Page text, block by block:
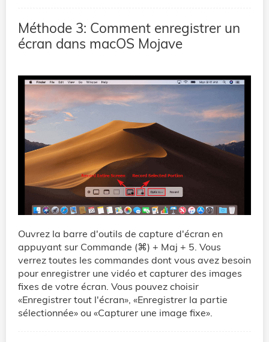
Méthode 3: Comment enregistrer un
écran dans macOS Mojave
Ouvrez la barre d'outils de capture d'écran en
appuyant sur Commande (⌘) + Maj + 5. Vous
verrez toutes les commandes dont vous avez besoin
pour enregistrer une vidéo et capturer des images
fixes de votre écran. Vous pouvez choisir
«Enregistrer tout l'écran», «Enregistrer la partie
sélectionnée» ou «Capturer une image fixe».